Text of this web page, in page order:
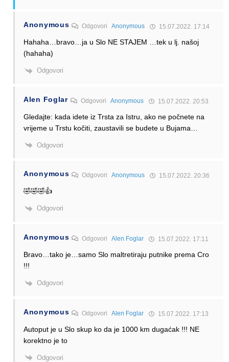
Anonymous OdgovoriAnonymous 15.07.2022. 17:14
Hahaha…bravo…ja u Slo NE STAJEM …tek u lj. našoj
(hahaha)
Odgovori
Alen Foglar Odgovori Anonymous 15.07.2022. 20:53
Gledajte: kada idete iz Trsta za Istru, ako ne počnete na
vrijeme u Trstu kočiti, zaustavili se budete u Bujama…
Odgovori
Anonymous OdgovoriAnonymous 15.07.2022. 20:36
🤣🤣🤣👍
Odgovori
Anonymous OdgovoriAlen Foglar 15.07.2022. 17:11
Bravo…tako je…samo Slo maltretiraju putnike prema Cro
!!!
Odgovori
Anonymous OdgovoriAlen Foglar 15.07.2022. 17:13
Autoput je u Slo skup ko da je 1000 km dugaćak !!! NE
korektno je to
Odgovori